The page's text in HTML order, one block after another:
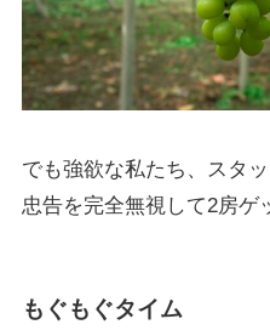
でも強欲な私たち、スタ
忠告を完全無視して2房ゲ
もぐもぐタイム